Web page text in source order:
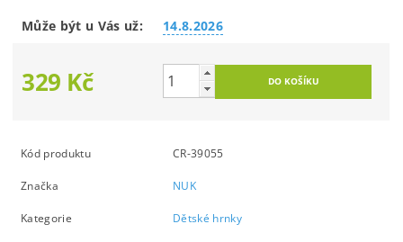
Může být u Vás už: 14.8.2026
329 Kč
Kód produktu CR-39055
Značka NUK
Kategorie Dětské hrnky